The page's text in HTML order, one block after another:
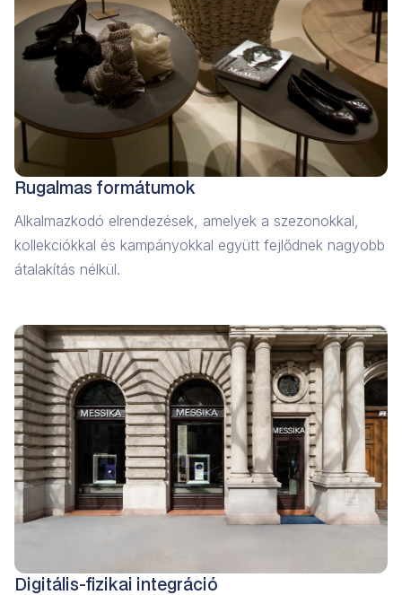
Rugalmas formátumok
Alkalmazkodó elrendezések, amelyek a szezonokkal,
kollekciókkal és kampányokkal együtt fejlődnek nagyobb
átalakítás nélkül.
Digitális-fizikai integráció